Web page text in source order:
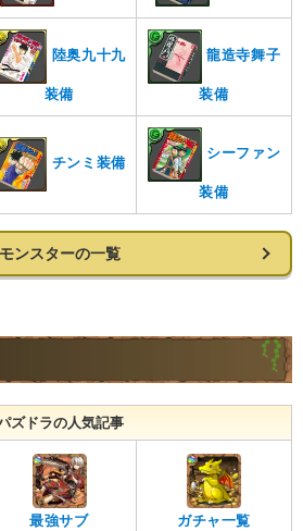
陸奥九十九
装備
龍造寺舞子
装備
チンミ装備
シーファン
装備
モンスターの一覧
ズドラの人気記事
最強サブ ガチャ一覧